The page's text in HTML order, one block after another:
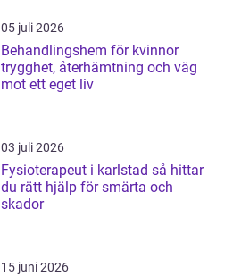
05 juli 2026
Behandlingshem för kvinnor
trygghet, återhämtning och väg
mot ett eget liv
03 juli 2026
Fysioterapeut i karlstad så hittar
du rätt hjälp för smärta och
skador
15 juni 2026